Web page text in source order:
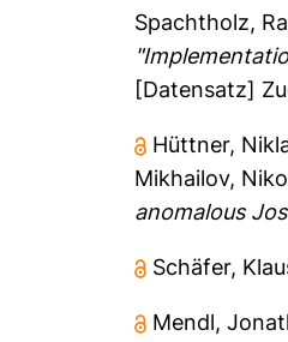
Spachtholz,
[Datensatz]
Hüttner,
Mikhailov,
anomalous
Schäfer,
Mendl,